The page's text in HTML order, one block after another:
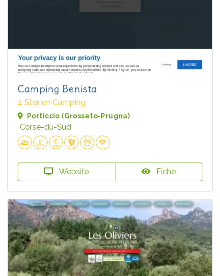
Camping Benista
4 Sterren Camping
Porticcio (Grosseto-Prugna)
Corse-du-Sud
Website Fiche